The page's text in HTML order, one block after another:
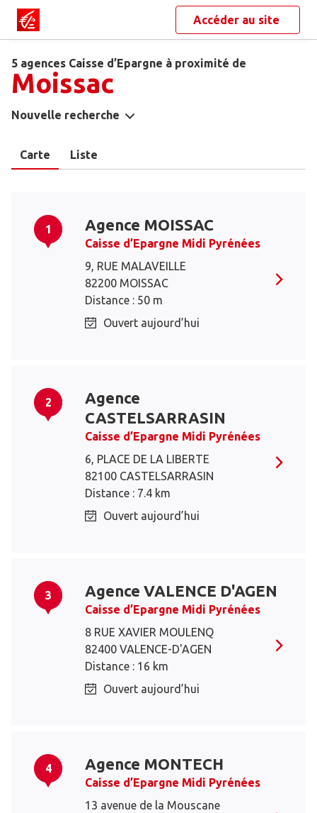
Accéder au site
5 agences Caisse d’Epargne à proximité de
Moissac
Nouvelle recherche
Carte Liste
1 Agence MOISSAC
Caisse d’Epargne Midi Pyrénées
9, RUE MALAVEILLE
82200 MOISSAC
Distance : 50 m
Ouvert aujourd’hui
2
Agence
CASTELSARRASIN
Caisse d’Epargne Midi Pyrénées
6, PLACE DE LA LIBERTE
82100 CASTELSARRASIN
Distance : 7.4 km
Ouvert aujourd’hui
3 Agence VALENCE D'AGEN
Caisse d’Epargne Midi Pyrénées
8 RUE XAVIER MOULENQ
82400 VALENCE-D'AGEN
Distance : 16 km
Ouvert aujourd’hui
4 Agence MONTECH
Caisse d’Epargne Midi Pyrénées
13 avenue de la Mouscane